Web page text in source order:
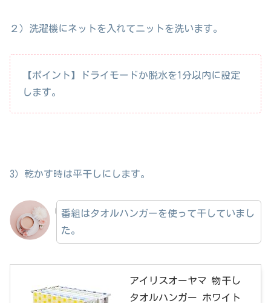
２）洗濯機にネットを入れてニットを洗います。
【ポイント】ドライモードか脱水を1分以内に設定
します。
3）乾かす時は平干しにします。
番組はタオルハンガーを使って干していまし
た。
アイリスオーヤマ 物干し
タオルハンガー ホワイト